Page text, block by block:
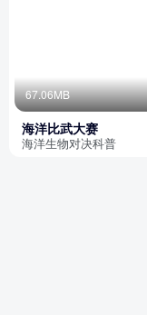
67.06MB
海洋比武大赛
海洋生物对决科普